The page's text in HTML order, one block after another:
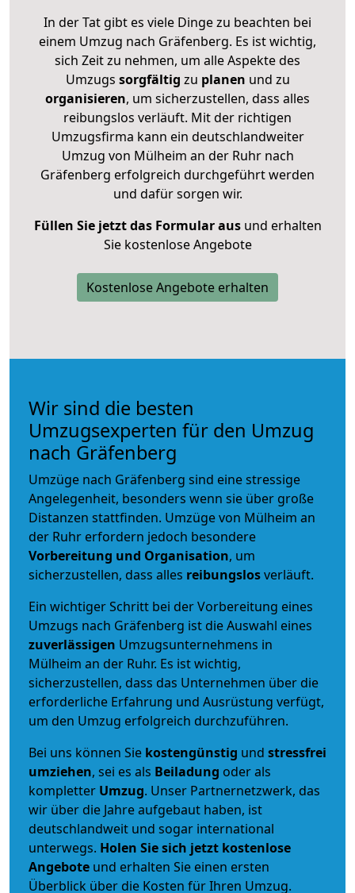
In der Tat gibt es viele Dinge zu beachten bei
einem Umzug nach Gräfenberg. Es ist wichtig,
sich Zeit zu nehmen, um alle Aspekte des
Umzugs sorgfältig zu planen und zu
organisieren, um sicherzustellen, dass alles
reibungslos verläuft. Mit der richtigen
Umzugsfirma kann ein deutschlandweiter
Umzug von Mülheim an der Ruhr nach
Gräfenberg erfolgreich durchgeführt werden
und dafür sorgen wir.
Füllen Sie jetzt das Formular ausund erhalten
Sie kostenlose Angebote
Kostenlose Angebote erhalten
Wir sind die besten
Umzugsexperten für den Umzug
nach Gräfenberg
Umzüge nach Gräfenberg sind eine stressige
Angelegenheit, besonders wenn sie über große
Distanzen stattfinden. Umzüge von Mülheim an
der Ruhr erfordern jedoch besondere
Vorbereitung und Organisation, um
sicherzustellen, dass alles reibungslosverläuft.
Ein wichtiger Schritt bei der Vorbereitung eines
Umzugs nach Gräfenberg ist die Auswahl eines
zuverlässigen Umzugsunternehmens in
Mülheim an der Ruhr. Es ist wichtig,
sicherzustellen, dass das Unternehmen über die
erforderliche Erfahrung und Ausrüstung verfügt,
um den Umzug erfolgreich durchzuführen.
Bei uns können Sie kostengünstig und stressfrei
umziehen, sei es als Beiladung oder als
kompletter Umzug. Unser Partnernetzwerk, das
wir über die Jahre aufgebaut haben, ist
deutschlandweit und sogar international
unterwegs. Holen Sie sich jetzt kostenlose
Angebote und erhalten Sie einen ersten
Überblick über die Kosten für Ihren Umzug.